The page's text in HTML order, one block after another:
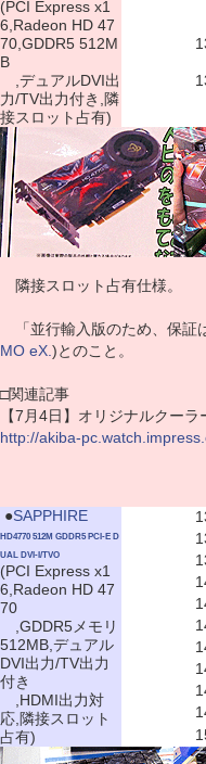
(PCI Express x1
6,Radeon HD 47
70,GDDR5 512M
B
,デュアルDVI出
力/TV出力付き,隣
接スロット占有)
隣接スロット占有仕様。
「並行輸入版のため、保証
MO eX. )とのこと。
□関連記事
【7月4日】オリジナルクー
http://akiba-
●SAPPHIRE
HD4770 512M GDDR5 PCI-E D
UAL DVI-I/TVO
(PCI Express x1
6,Radeon HD 47
70
,GDDR5メモリ
512MB,デュアル
DVI出力/TV出力
付き
,HDMI出力対
応,隣接スロット
占有)